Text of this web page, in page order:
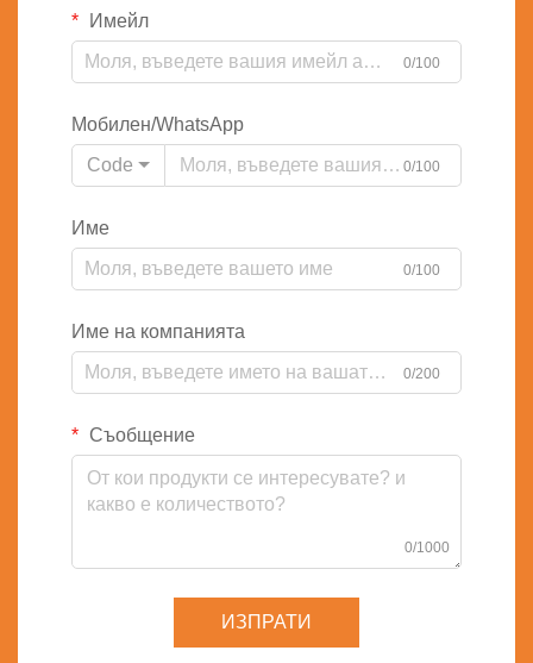
Имейл
0/100
Мобилен/WhatsApp
Code
0/100
Име
0/100
Име на компанията
0/200
Съобщение
0/1000
ИЗПРАТИ